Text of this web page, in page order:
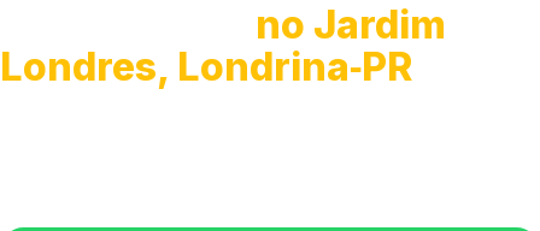
no Jardim
Londres, Londrina‑PR